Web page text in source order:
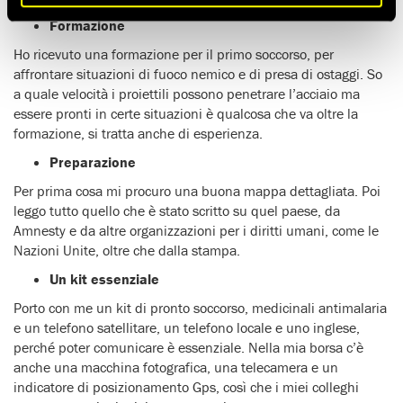
Formazione
Ho ricevuto una formazione per il primo soccorso, per
affrontare situazioni di fuoco nemico e di presa di ostaggi. So
a quale velocità i proiettili possono penetrare l’acciaio ma
essere pronti in certe situazioni è qualcosa che va oltre la
formazione, si tratta anche di esperienza.
Preparazione
Per prima cosa mi procuro una buona mappa dettagliata. Poi
leggo tutto quello che è stato scritto su quel paese, da
Amnesty e da altre organizzazioni per i diritti umani, come le
Nazioni Unite, oltre che dalla stampa.
Un kit essenziale
Porto con me un kit di pronto soccorso, medicinali antimalaria
e un telefono satellitare, un telefono locale e uno inglese,
perché poter comunicare è essenziale. Nella mia borsa c’è
anche una macchina fotografica, una telecamera e un
indicatore di posizionamento Gps, così che i miei colleghi